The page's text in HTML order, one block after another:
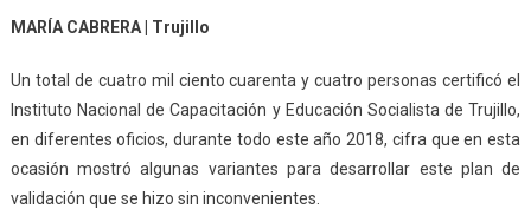
MARÍA CABRERA | Trujillo
Un total de cuatro mil ciento cuarenta y cuatro personas certificó el
Instituto Nacional de Capacitación y Educación Socialista de Trujillo,
en diferentes oficios, durante todo este año 2018, cifra que en esta
ocasión mostró algunas variantes para desarrollar este plan de
validación que se hizo sin inconvenientes.